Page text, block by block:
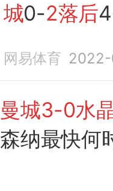
城0-2落后
网易体育
曼城3-0水
森纳最快何